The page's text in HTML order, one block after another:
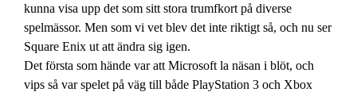
kunna visa upp det som sitt stora trumfkort på diverse
spelmässor. Men som vi vet blev det inte riktigt så, och nu ser
Square Enix ut att ändra sig igen.
Det första som hände var att Microsoft la näsan i blöt, och
vips så var spelet på väg till både PlayStation 3 och Xbox